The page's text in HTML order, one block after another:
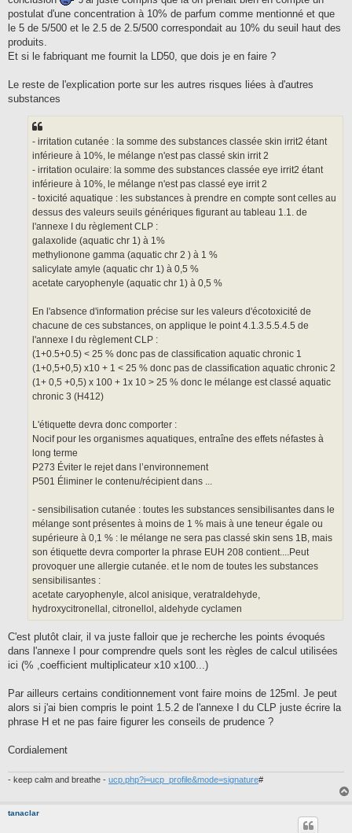
postulat d'une concentration à 10% de parfum comme mentionné et que
le 5 de 5/500 et le 2.5 de 2.5/500 correspondait au 10% du seuil haut des
produits.
Et si le fabriquant me fournit la LD50, que dois je en faire ?
Le reste de l'explication porte sur les autres risques liées à d'autres
substances
- irritation cutanée : la somme des substances classée skin irrit2 étant
inférieure à 10%, le mélange n'est pas classé skin irrit 2
- irritation oculaire: la somme des substances classée eye irrit2 étant
inférieure à 10%, le mélange n'est pas classé eye irrit 2
- toxicité aquatique : les substances à prendre en compte sont celles au
dessus des valeurs seuils génériques figurant au tableau 1.1. de
l'annexe I du règlement CLP :
galaxolide (aquatic chr 1) à 1%
methylionone gamma (aquatic chr 2 ) à 1 %
salicylate amyle (aquatic chr 1) à 0,5 %
acetate caryophenyle (aquatic chr 1) à 0,5 %
En l'absence d'information précise sur les valeurs d'écotoxicité de
chacune de ces substances, on applique le point 4.1.3.5.5.4.5 de
l'annexe I du règlement CLP :
(1+0.5+0.5) < 25 % donc pas de classification aquatic chronic 1
(1+0,5+0,5) x10 + 1 < 25 % donc pas de classification aquatic chronic 2
(1+ 0,5 +0,5) x 100 + 1x 10 > 25 % donc le mélange est classé aquatic
chronic 3 (H412)
L'étiquette devra donc comporter :
Nocif pour les organismes aquatiques, entraîne des effets néfastes à
long terme
P273 Éviter le rejet dans l’environnement
P501 Éliminer le contenu/récipient dans ...
- sensibilisation cutanée : toutes les substances sensibilisantes dans le
mélange sont présentes à moins de 1 % mais à une teneur égale ou
supérieure à 0,1 % : le mélange ne sera pas classé skin sens 1B, mais
son étiquette devra comporter la phrase EUH 208 contient....Peut
provoquer une allergie cutanée. et le nom de toutes les substances
sensibilisantes :
acetate caryophenyle, alcol anisique, veratraldehyde,
hydroxycitronellal, citronellol, aldehyde cyclamen
C'est plutôt clair, il va juste falloir que je recherche les points évoqués
dans l'annexe I pour comprendre quels sont les règles de calcul utilisées
ici (% ,coefficient multiplicateur x10 x100...)
Par ailleurs certains conditionnement vont faire moins de 125ml. Je peut
alors si j'ai bien compris le point 1.5.2 de l'annexe I du CLP juste écrire la
phrase H et ne pas faire figurer les conseils de prudence ?
Cordialement
- keep calm and breathe - ucp.php?i=ucp_profile&mode=signature#
tanaclar